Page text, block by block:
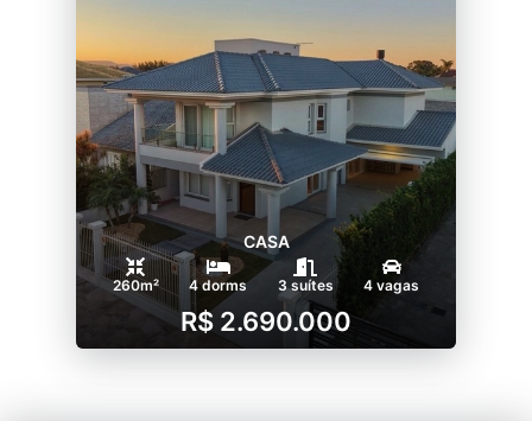
CASA
260m² 4 dorms 3 suítes 4 vagas
R$ 2.690.000